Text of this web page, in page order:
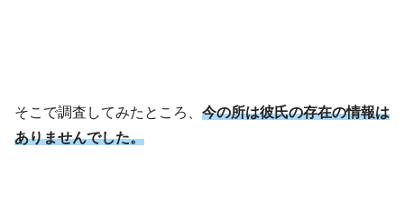
そこで調査してみたところ、 今の所は彼氏の存在の情報は
ありませんでした。